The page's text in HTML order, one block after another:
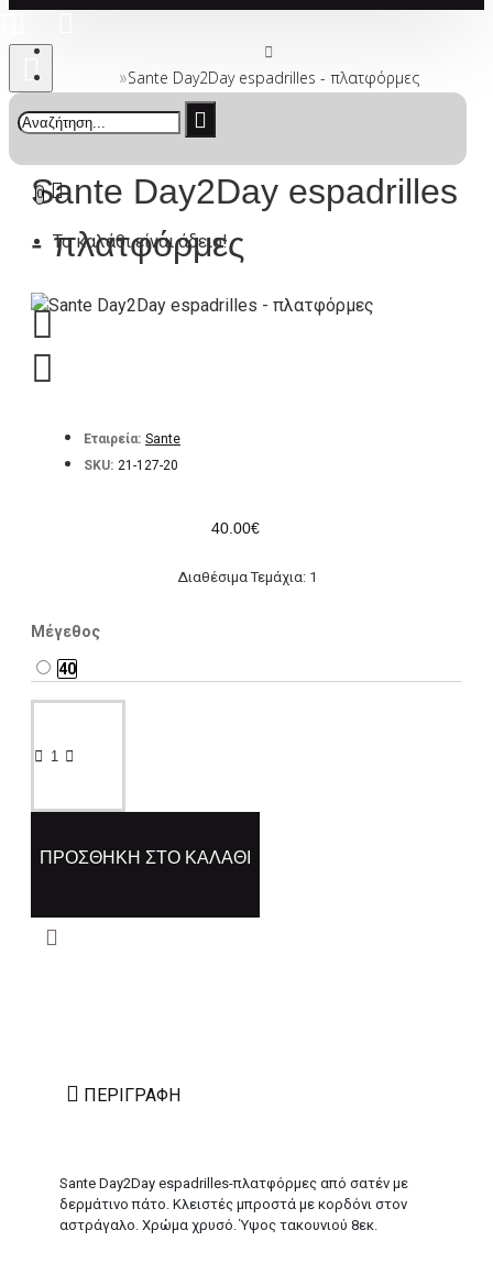
0
Το καλάθι είναι άδειο!
Sante Day2Day espadrilles - πλατφόρμες
Sante Day2Day espadrilles
- πλατφόρμες
Εταιρεία: Sante
SKU: 21-127-20
40.00€
Διαθέσιμα Τεμάχια: 1
Μέγεθος
40
ΠΡΟΣΘΉΚΗ ΣΤΟ ΚΑΛΆΘΙ
ΠΕΡΙΓΡΑΦΉ
Sante Day2Day espadrilles-πλατφόρμες από σατέν με
δερμάτινο πάτο. Κλειστές μπροστά με κορδόνι στον
αστράγαλο. Χρώμα χρυσό. Ύψος τακουνιού 8εκ.